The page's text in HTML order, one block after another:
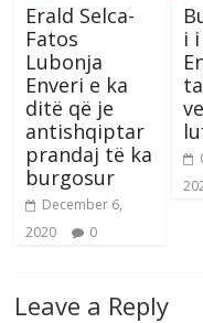
Erald Selca-
Fatos
Lubonja
Enveri e ka
ditë që je
antishqiptar
prandaj të ka
burgosur
December 6,
2020
0
i
Leave a Reply